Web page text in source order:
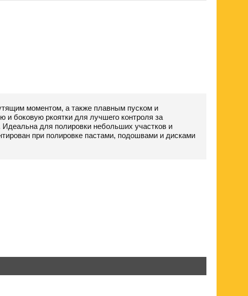
моментом, а также плавным пуском и
и боковую ркоятки для лучшего контроля за
для полировки небольших участков и
при полировке пастами, подошвами и дисками